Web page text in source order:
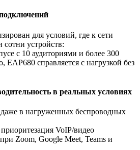
для условий, где к сети
сотни устройств:
с 10 аудиториями и более 300
EAP680 справляется с нагрузкой без
в реальных условиях
даже в нагруженных беспроводных
VoIP/видео
Zoom, Google Meet, Teams и